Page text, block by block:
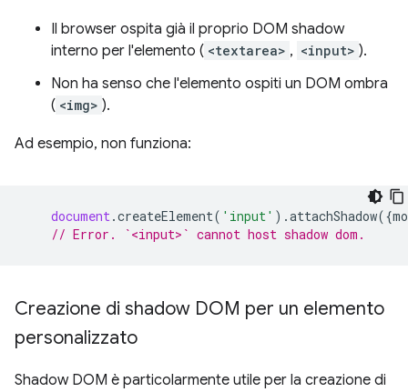
Il browser ospita già il proprio DOM shadow
interno per l'elemento ( <textarea> , <input> ).
Non ha senso che l'elemento ospiti un DOM ombra
( <img> ).
Ad esempio, non funziona:
document.createElement( 'input' ).attachShadow({
// Error. `<input>` cannot host shadow dom.
Creazione di shadow DOM per un elemento
personalizzato
Shadow DOM è particolarmente utile per la creazione di